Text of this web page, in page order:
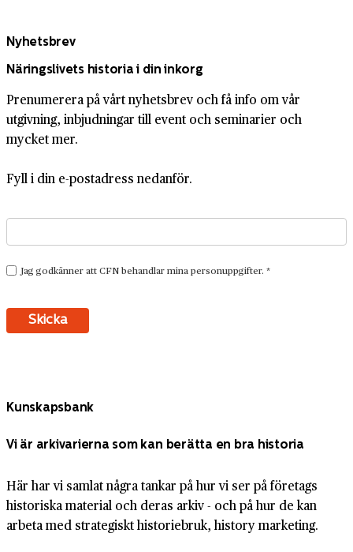
Nyhetsbrev
Näringslivets historia i din inkorg
Prenumerera på vårt nyhetsbrev och få info om vår
utgivning, inbjudningar till event och seminarier och
mycket mer.
Fyll i din e-postadress nedanför.
Kunskapsbank
Vi är arkivarierna som kan berätta en bra historia
Här har vi samlat några tankar på hur vi ser på företags
historiska material och deras arkiv - och på hur de kan
arbeta med strategiskt historiebruk, history marketing.